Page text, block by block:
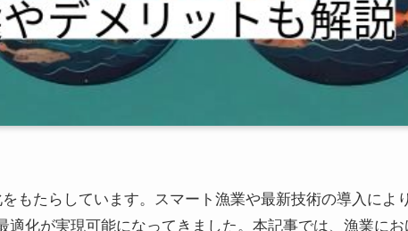
もたらしています。スマート漁業や最新技術の導入により
化が実現可能になってきました。本記事では、漁業にお